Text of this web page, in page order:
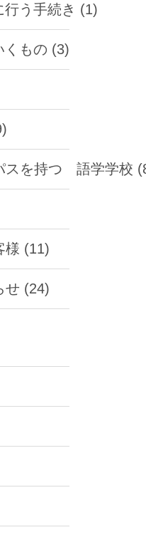
行う手続き (1)
くもの (3)
スを持つ 語学学校
様 (11)
せ (24)